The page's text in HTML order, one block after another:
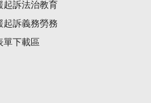
起訴法治教育
起訴義務勞務
單下載區